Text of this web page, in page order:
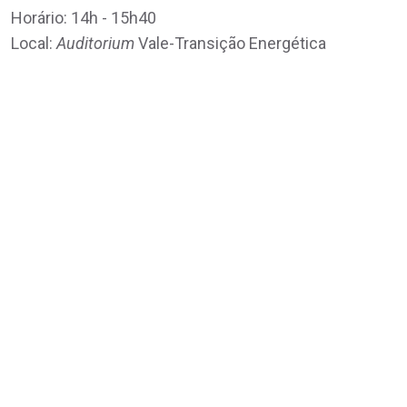
Horário: 14h - 15h40
Local: AuditoriumVale-Transição Energética